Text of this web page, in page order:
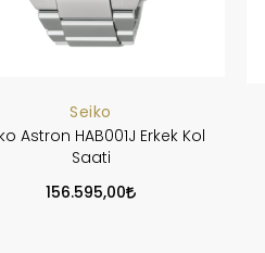
Seiko
Astron HAB001J Erkek Kol
Saati
156.595,00